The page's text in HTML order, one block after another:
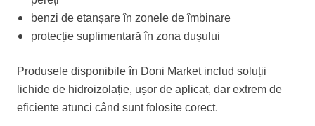
benzi de etanșare în zonele de îmbinare
protecție suplimentară în zona dușului
Produsele disponibile în Doni Market includ soluții
lichide de hidroizolație, ușor de aplicat, dar extrem de
eficiente atunci când sunt folosite corect.